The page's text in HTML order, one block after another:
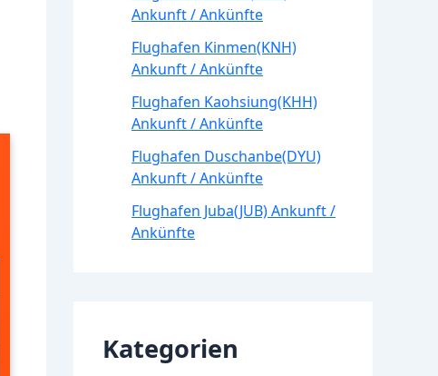
Ankunft / Ankünfte
Flughafen Kinmen(KNH)
Ankunft / Ankünfte
Flughafen Kaohsiung(KHH)
Ankunft / Ankünfte
Flughafen Duschanbe(DYU)
Ankunft / Ankünfte
Flughafen Juba(JUB) Ankunft /
Ankünfte
Kategorien